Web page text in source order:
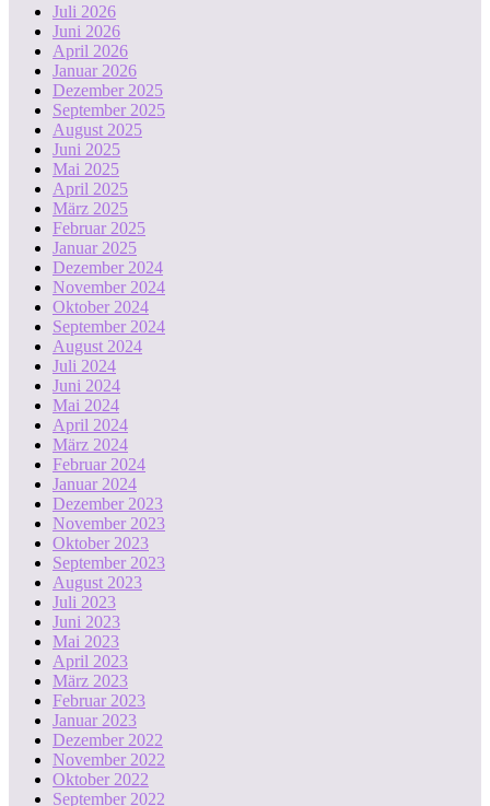
Juli 2026
Juni 2026
April 2026
Januar 2026
Dezember 2025
September 2025
August 2025
Juni 2025
Mai 2025
April 2025
März 2025
Februar 2025
Januar 2025
Dezember 2024
November 2024
Oktober 2024
September 2024
August 2024
Juli 2024
Juni 2024
Mai 2024
April 2024
März 2024
Februar 2024
Januar 2024
Dezember 2023
November 2023
Oktober 2023
September 2023
August 2023
Juli 2023
Juni 2023
Mai 2023
April 2023
März 2023
Februar 2023
Januar 2023
Dezember 2022
November 2022
Oktober 2022
September 2022